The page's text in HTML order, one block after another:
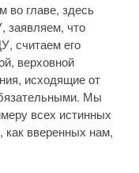
во главе, здесь
заявляем, что
считаем его
верховной
исходящие от
Мы
всех истинных
вверенных нам,